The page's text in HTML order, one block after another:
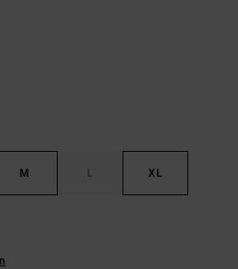
M L XL